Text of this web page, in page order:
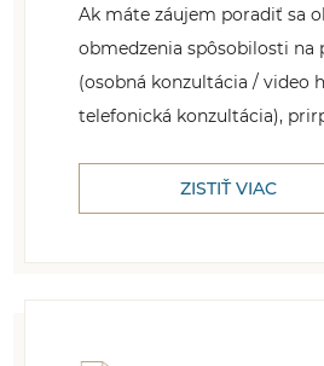
Ak máte záujem poradiť sa
obmedzenia spôsobilosti na
(osobná konzultácia / video
telefonická konzultácia),
ZISTIŤ VIAC